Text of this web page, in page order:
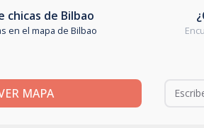
chicas de Bilbao
en el mapa de Bilbao
MAPA